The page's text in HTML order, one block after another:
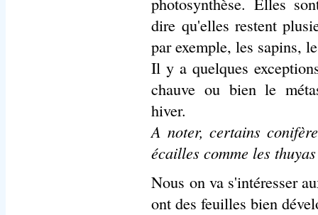
dire qu'elles restent
par exemple, les sapins,
Il y a quelques
chauve ou bien le
hiver.
A noter, certains
écailles comme les
Nous on va s'intéresser
ont des feuilles bien